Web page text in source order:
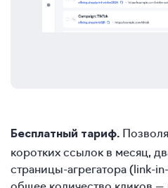
Бесплатный тариф.
коротких ссылок в месяц,
страницы-агрегатора (link-